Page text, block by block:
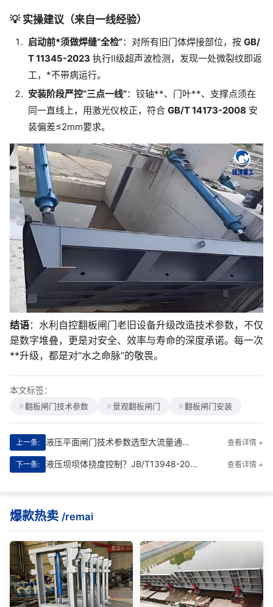
💡 实操建议（来自一线经验）
启动前*须做焊缝“全检”：对所有旧门体焊接部位，按 GB/
T 11345-2023 执行Ⅱ级超声波检测，发现一处微裂纹即返
工，*不带病运行。
安装阶段严控“三点一线”：铰轴**、门叶**、支撑点须在
同一直线上，用激光仪校正，符合 GB/T 14173-2008 安
装偏差≤2mm要求。
结语：水利自控翻板闸门老旧设备升级改造技术参数，不仅
是数字堆叠，更是对安全、效率与寿命的深度承诺。每一次
**升级，都是对“水之命脉”的敬畏。
本文标签：
翻板闸门技术参数 景观翻板闸门 翻板闸门安装
上一条: 液压平面闸门技术参数选型大流量通行防洪排涝工程|**稳控的智慧之门 查看详情 +
下一条: 液压坝坝体挠度控制？JB/T13948-2020第4.3.2条技术参数 查看详情 +
爆款热卖 /remai